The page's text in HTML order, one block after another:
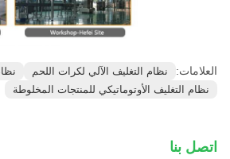
العلامات: نظام التغليف الآلي لكرات اللحم
نظام التغليف الأوتوماتيكي للمنتجات المخلوطة
اتصل بنا